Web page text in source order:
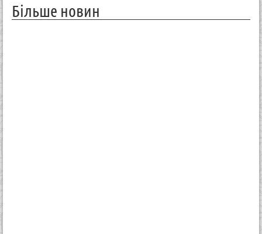
Більше новин